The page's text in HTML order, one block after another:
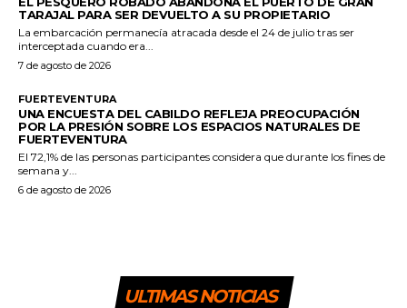
TARAJAL PARA SER DEVUELTO A SU PROPIETARIO
La embarcación permanecía atracada desde el 24 de julio tras ser
interceptada cuando era...
7 de agosto de 2026
FUERTEVENTURA
UNA ENCUESTA DEL CABILDO REFLEJA PREOCUPACIÓN
POR LA PRESIÓN SOBRE LOS ESPACIOS NATURALES DE
FUERTEVENTURA
El 72,1% de las personas participantes considera que durante los fines de
semana y...
6 de agosto de 2026
ULTIMAS NOTICIAS